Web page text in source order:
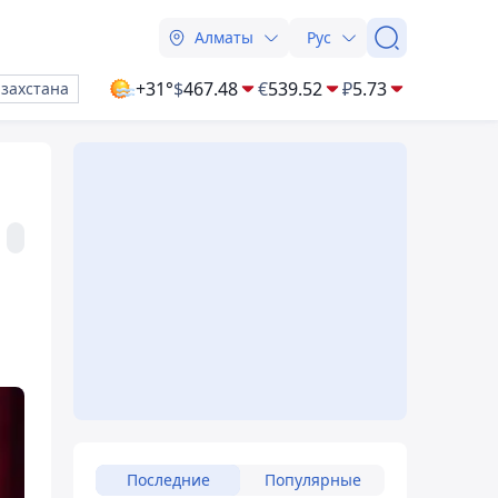
Алматы Рус
+31°$467.48 €539.52 ₽5.73
Последние Популярные